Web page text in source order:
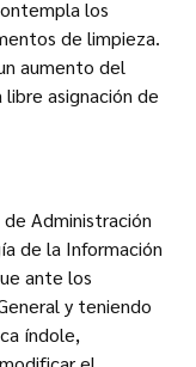
los
de limpieza.
aumento del
asignación de
Administración
de la Información
ante los
y teniendo
índole,